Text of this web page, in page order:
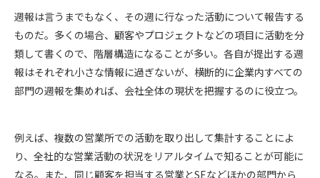
週報は言うまでもなく、その週に行なった活動について報告する
ものだ。多くの場合、顧客やプロジェクトなどの項目に活動を分
類して書くので、階層構造になることが多い。各自が提出する週
報はそれぞれ小さな情報に過ぎないが、横断的に企業内すべての
部門の週報を集めれば、会社全体の現状を把握するのに役立つ。
例えば、複数の営業所での活動を取り出して集計することによ
り、全社的な営業活動の状況をリアルタイムで知ることが可能に
なる。また、同じ顧客を担当する営業とSEなどほかの部門から